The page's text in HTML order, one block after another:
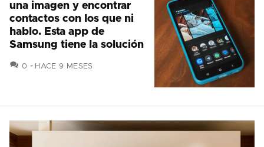
una imagen y encontrar
contactos con los que ni
hablo. Esta app de
Samsung tiene la solución
0 COMENTARIOS
HACE 9 MESES